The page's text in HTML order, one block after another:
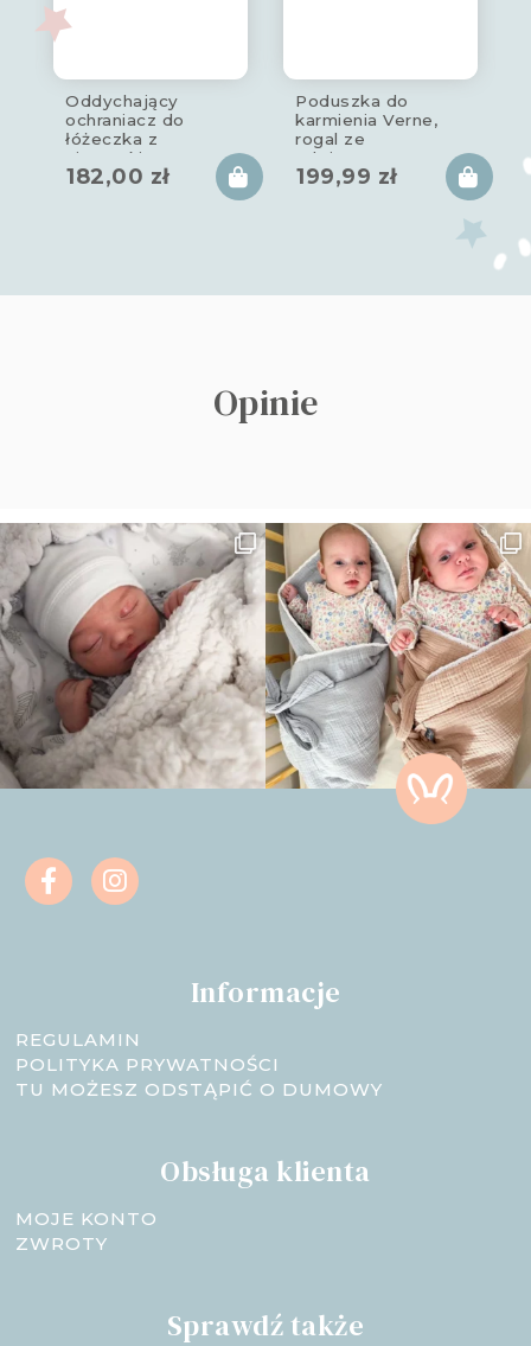
Oddychający
ochraniacz do
łóżeczka z
siateczki star
copse 180x30cm
182,00 zł
Poduszka do
karmienia Verne,
rogal ze
zdejmowanym
pokrowcem
199,99 zł
Opinie
Informacje
REGULAMIN
POLITYKA PRYWATNOŚCI
TU MOŻESZ ODSTĄPIĆ O DUMOWY
Obsługa klienta
MOJE KONTO
ZWROTY
Sprawdź także